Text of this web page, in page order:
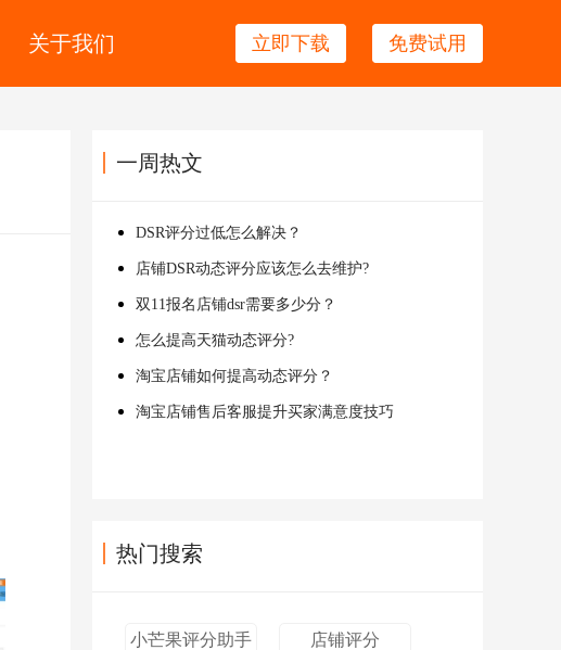
关于我们 立即下载 免费试用
一周热文
DSR评分过低怎么解决？
店铺DSR动态评分应该怎么去维护?
双11报名店铺dsr需要多少分？
怎么提高天猫动态评分?
淘宝店铺如何提高动态评分？
淘宝店铺售后客服提升买家满意度技巧
热门搜索
小芒果评分助手 店铺评分